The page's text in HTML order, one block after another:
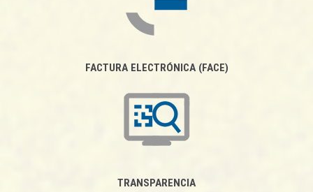
FACTURA ELECTRÓNICA (FACE)
TRANSPARENCIA